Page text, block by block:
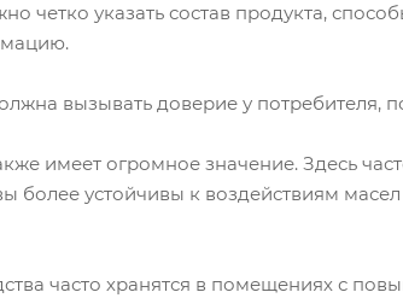
четко указать состав продукта,
вызывать доверие у потребителя,
имеет огромное значение. Здесь
более устойчивы к воздействиям
часто хранятся в помещениях с